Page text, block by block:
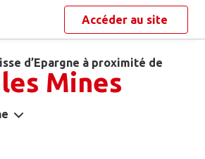
Accéder au site
d’Epargne à proximité de
Mines